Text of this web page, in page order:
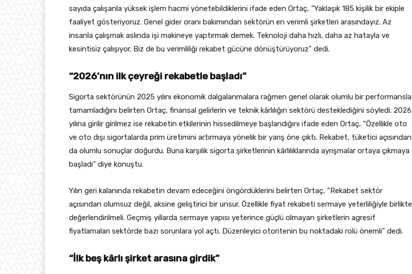
sayıda çalışanla yüksek işlem hacmi yönetebildiklerini ifade eden Ortaç, “Yaklaşık 185 kişilik bir ekiple
faaliyet gösteriyoruz. Genel gider oranı bakımından sektörün en verimli şirketleri arasındayız. Az
insanla çalışmak aslında işi makineye yaptırmak demek. Teknoloji daha hızlı, daha az hatayla ve
kesintisiz çalışıyor. Biz de bu verimliliği rekabet gücüne dönüştürüyoruz” dedi.
“2026’nın ilk çeyreği rekabetle başladı”
Sigorta sektörünün 2025 yılını ekonomik dalgalanmalara rağmen genel olarak olumlu bir performansla
tamamladığını belirten Ortaç, finansal gelirlerin ve teknik kârlılığın sektörü desteklediğini söyledi. 2026
yılına girilir girilmez ise rekabetin etkilerinin hissedilmeye başlandığını ifade eden Ortaç, “Özellikle oto
ve oto dışı sigortalarda prim üretimini artırmaya yönelik bir yarış öne çıktı. Rekabet, tüketici açısından
da olumlu sonuçlar doğurdu. Buna karşılık sigorta şirketlerinin kârlılıklarında ayrışmalar ortaya çıkmaya
başladı” diye konuştu.
Yılın geri kalanında rekabetin devam edeceğini öngördüklerini belirten Ortaç, “Rekabet sektör
açısından olumsuz değil, aksine geliştirici bir unsur. Özellikle fiyat rekabeti sermaye yeterliliğiyle birlikte
değerlendirilmeli. Geçmiş yıllarda sermaye yapısı yeterince güçlü olmayan şirketlerin agresif
fiyatlamaları sektörde bazı sorunlara yol açtı. Düzenleyici otoritenin bu noktadaki rolü önemli” dedi.
“İlk beş kârlı şirket arasına girdik”